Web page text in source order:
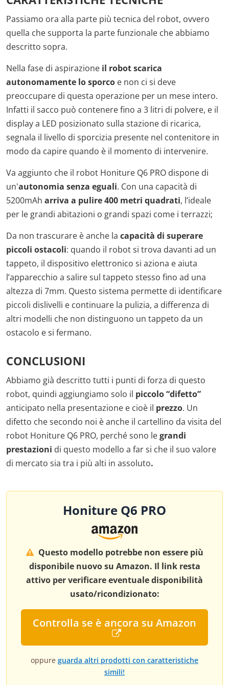
Passiamo ora alla parte più tecnica del robot, ovvero
quella che supporta la parte funzionale che abbiamo
descritto sopra.
Nella fase di aspirazione il robot scarica
autonomamente lo sporco e non ci si deve
preoccupare di questa operazione per un mese intero.
Infatti il sacco può contenere fino a 3 litri di polvere, e il
display a LED posizionato sulla stazione di ricarica,
segnala il livello di sporcizia presente nel contenitore in
modo da capire quando è il momento di intervenire.
Va aggiunto che il robot Honiture Q6 PRO dispone di
un'autonomia senza eguali. Con una capacità di
5200mAh arriva a pulire 400 metri quadrati, l’ideale
per le grandi abitazioni o grandi spazi come i terrazzi;
Da non trascurare è anche la capacità di superare
piccoli ostacoli: quando il robot si trova davanti ad un
tappeto, il dispositivo elettronico si aziona e aiuta
l’apparecchio a salire sul tappeto stesso fino ad una
altezza di 7mm. Questo sistema permette di identificare
piccoli dislivelli e continuare la pulizia, a differenza di
altri modelli che non distinguono un tappeto da un
ostacolo e si fermano.
CONCLUSIONI
Abbiamo già descritto tutti i punti di forza di questo
robot, quindi aggiungiamo solo il piccolo “difetto”
anticipato nella presentazione e cioè il prezzo. Un
difetto che secondo noi è anche il cartellino da visita del
robot Honiture Q6 PRO, perché sono legrandi
prestazioni di questo modello a far si che il suo valore
di mercato sia tra i più alti in assoluto.
Honiture Q6 PRO
Questo modello potrebbe non essere più
disponibile nuovo su Amazon. Il link resta
attivo per verificare eventuale disponibilità
usato/ricondizionato:
Controlla se è ancora su Amazon
oppure guarda altri prodotti con caratteristiche
simili!